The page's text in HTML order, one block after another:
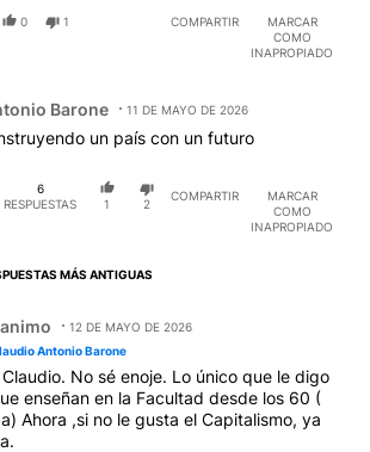
0 1 COMPARTIR
MARCAR
COMO
INAPROPIADO
Antonio Barone.
Barone 11 DE MAYO DE 2026
un país con un futuro
6
RESPUESTAS
1 2
COMPARTIR
MARCAR
COMO
INAPROPIADO
antiguas
MÁS ANTIGUAS
12 DE MAYO DE 2026
Antonio Barone
No sé enoje. Lo único que le digo
enseñan en la Facultad desde los 60 (
Ahora ,si no le gusta el Capitalismo, ya